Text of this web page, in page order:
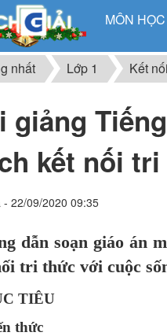
MÔN HỌC
nhất Lớp 1 Kết
giảng
kết nối
22/09/2020 09:35
dẫn soạn giáo án
tri thức với cuộc
TIÊU
thức